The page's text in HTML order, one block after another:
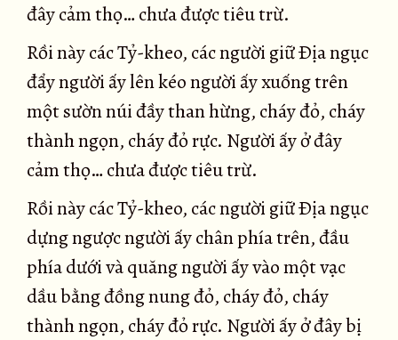
đây cảm thọ… chưa được tiêu trừ.
Rồi này các Tỷ-kheo, các người giữ Ðịa ngục
đẩy người ấy lên kéo người ấy xuống trên
một sườn núi đầy than hừng, cháy đỏ, cháy
thành ngọn, cháy đỏ rực. Người ấy ở đây
cảm thọ… chưa được tiêu trừ.
Rồi này các Tỷ-kheo, các người giữ Ðịa ngục
dựng ngược người ấy chân phía trên, đầu
phía dưới và quăng người ấy vào một vạc
dầu bằng đồng nung đỏ, cháy đỏ, cháy
thành ngọn, cháy đỏ rực. Người ấy ở đây bị